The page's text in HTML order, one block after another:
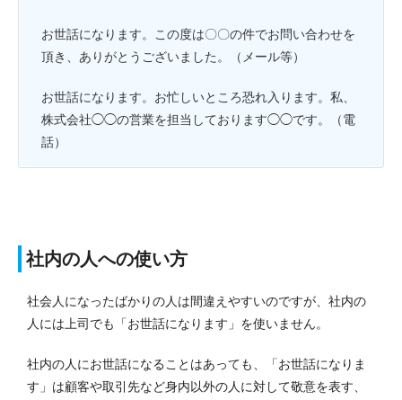
お世話になります。この度は〇〇の件でお問い合わせを
頂き、ありがとうございました。（メール等）
お世話になります。お忙しいところ恐れ入ります。私、
株式会社◯◯の営業を担当しております◯◯です。（電
話）
社内の人への使い方
社会人になったばかりの人は間違えやすいのですが、社内の
人には上司でも「お世話になります」を使いません。
社内の人にお世話になることはあっても、「お世話になりま
す」は顧客や取引先など身内以外の人に対して敬意を表す、